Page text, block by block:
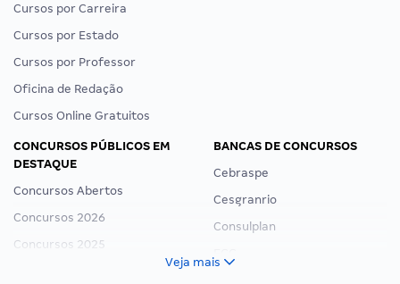
Cursos por Carreira
Cursos por Estado
Cursos por Professor
Oficina de Redação
Cursos Online Gratuitos
CONCURSOS PÚBLICOS EM
DESTAQUE
Concursos Abertos
Concursos 2026
Concursos 2025
BANCAS DE CONCURSOS
Cebraspe
Cesgranrio
Consulplan
Veja mais